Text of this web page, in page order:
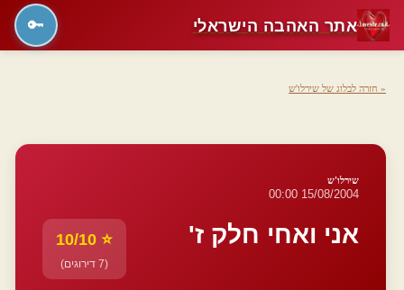
« חזרה לבלוג של שירלו'ש
שירלו'ש
15/08/2004 00:00
אני ואחי חלק ז' ⭐ 10/10
(7 דירוגים)
אתר האהבה הישראלי 🔑